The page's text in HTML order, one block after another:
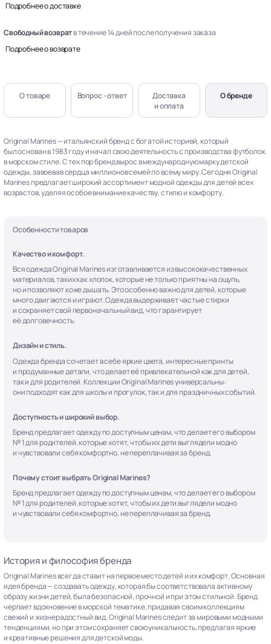
Подробнее о доставке
Свободный возвратв течение 14 дней после получения заказа
Подробнее о возврате
О товаре Вопрос - ответ
Доставка
и оплата
О бренде
Original Marines — итальянский бренд с богатой историей, который
был основан в 1983 году и начал свою деятельность с производства футболок
в морском стиле. С тех пор бренд вырос в международную марку детской
одежды, завоевав сердца миллионов семей по всему миру. Сегодня Original
Marines предлагает широкий ассортимент модной одежды для детей всех
возрастов, уделяя особое внимание качеству, стилю и комфорту.
Особенности товаров
Качество и комфорт.
Вся одежда Original Marines изготавливается из высококачественных
материалов, таких как хлопок, которые не только приятны на ощупь,
но и позволяют коже дышать. Это особенно важно для детей, которые
много двигаются и играют. Одежда выдерживает частые стирки
и сохраняет свой первоначальный вид, что гарантирует
её долговечность.
Дизайн и стиль.
Одежда бренда сочетает в себе яркие цвета, интересные принты
и продуманные детали, что делает её привлекательной как для детей,
так и для родителей. Коллекции Original Marines универсальны:
они подходят как для школы и прогулок, так и для праздничных событий.
Доступность и широкий выбор.
Бренд предлагает одежду по доступным ценам, что делает его выбором
№ 1 для родителей, которые хотят, чтобы их дети выглядели модно
и чувствовали себя комфортно, не переплачивая за бренд.
Почему стоит выбрать Original Marines?
Бренд предлагает одежду по доступным ценам, что делает его выбором
№ 1 для родителей, которые хотят, чтобы их дети выглядели модно
и чувствовали себя комфортно, не переплачивая за бренд.
История и философия бренда
Original Marines всегда ставит на первое место детей и их комфорт. Основная
идея бренда — создавать одежду, которая бы соответствовала активному
образу жизни детей, была безопасной, прочной и при этом стильной. Бренд
черпает вдохновение в морской тематике, придавая своим коллекциям
свежий и жизнерадостный вид. Original Marines следит за мировыми модными
тенденциями, но при этом сохраняет свою уникальность, предлагая яркие
и креативные решения для детской моды.